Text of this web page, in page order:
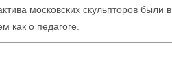
московских скульпторов были
как о педагоге.